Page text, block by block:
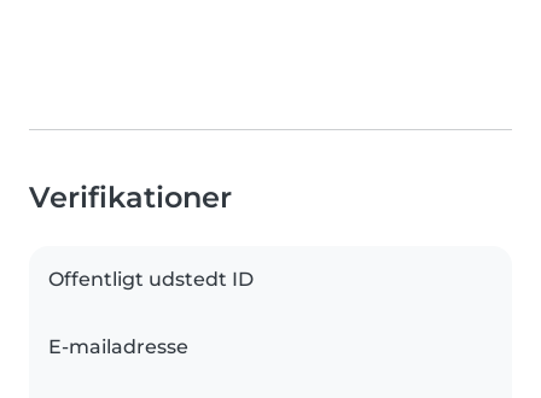
Verifikationer
Offentligt udstedt ID
E-mailadresse